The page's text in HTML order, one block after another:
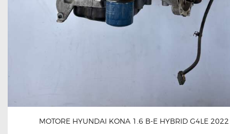
MOTORE HYUNDAI KONA 1.6 B-E HYBRID G4LE